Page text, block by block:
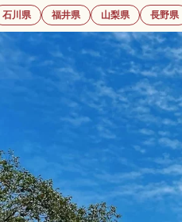
石川県 福井県 山梨県 長野県